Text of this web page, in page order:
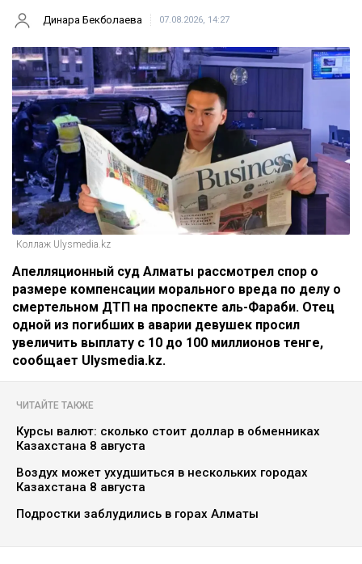
Динара Бекболаева 07.08.2026, 14:27
Коллаж Ulysmedia.kz
Апелляционный суд Алматы рассмотрел спор о
размере компенсации морального вреда по делу о
смертельном ДТП на проспекте аль-Фараби. Отец
одной из погибших в аварии девушек просил
увеличить выплату с 10 до 100 миллионов тенге,
сообщает Ulysmedia.kz.
ЧИТАЙТЕ ТАКЖЕ
Курсы валют: сколько стоит доллар в обменниках
Казахстана 8 августа
Воздух может ухудшиться в нескольких городах
Казахстана 8 августа
Подростки заблудились в горах Алматы